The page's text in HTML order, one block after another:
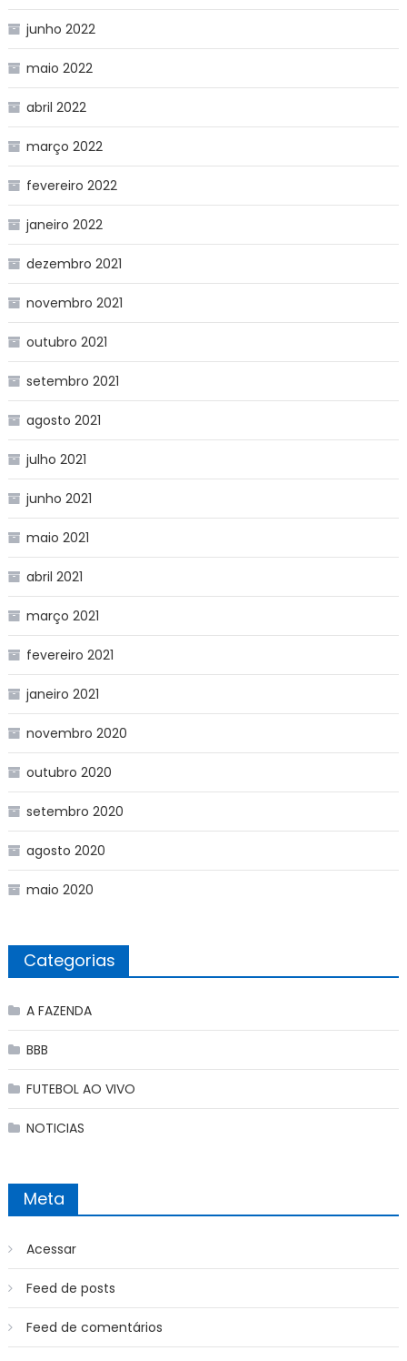
junho 2022
maio 2022
abril 2022
março 2022
fevereiro 2022
janeiro 2022
dezembro 2021
novembro 2021
outubro 2021
setembro 2021
agosto 2021
julho 2021
junho 2021
maio 2021
abril 2021
março 2021
fevereiro 2021
janeiro 2021
novembro 2020
outubro 2020
setembro 2020
agosto 2020
maio 2020
Categorias
A FAZENDA
BBB
FUTEBOL AO VIVO
NOTICIAS
Meta
Acessar
Feed de posts
Feed de comentários